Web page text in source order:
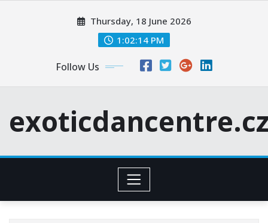
Thursday, 18 June 2026
1:02:15 PM
Follow Us